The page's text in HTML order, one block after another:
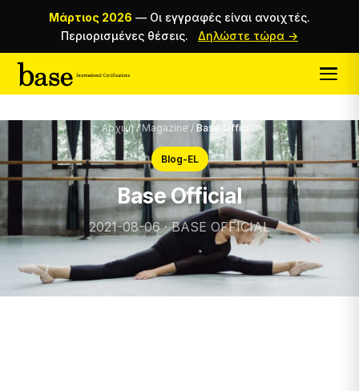
Μάρτιος 2026 — Οι εγγραφές είναι ανοιχτές.
Περιορισμένες θέσεις.
Δηλώστε τώρα →
Αρχική/Magazine / Base Official
Blog-EL
Base Official
2021-08-06 · BASE OFFICIAL